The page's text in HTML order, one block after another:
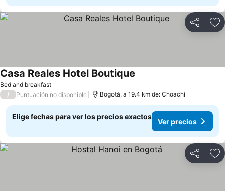
Compartir
Bed and breakfast
Casa Reales Hotel Boutique
/ Puntuación no disponible Bogotá, a 19.4 km de: Choachí
Elige fechas para ver los precios exactos
Ver precios
Compartir